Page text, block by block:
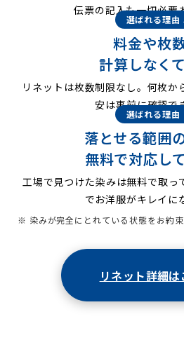
伝票の記入も一切必要
選ばれる理由
料金や枚
計算しなく
リネットは枚数制限なし。何枚か
安は事前に確認で
選ばれる理由
落とせる範囲
無料で対応し
工場で見つけた染みは無料で取っ
でお洋服がキレイに
※ 染みが完全にとれている状態をお約束
リネット詳細は